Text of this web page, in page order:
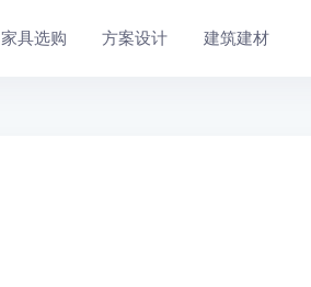
家具选购 方案设计 建筑建材